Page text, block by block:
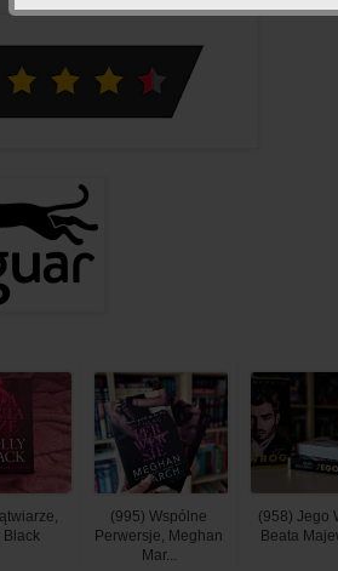
Black
(995) Wspólne
Perwersje, Meghan
Mar...
(958) Jego
Beata